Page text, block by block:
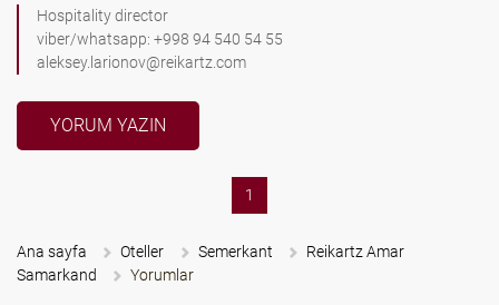
Hospitality director
viber/whatsapp: +998 94 540 54 55
aleksey.larionov@reikartz.com
YORUM YAZIN
1
Ana sayfa Oteller Semerkant
Reikartz Amar
Samarkand
Yorumlar